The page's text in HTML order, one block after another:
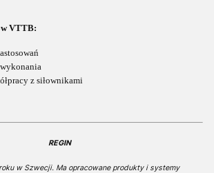
VTTB:
z siłownikami
REGIN
w Szwecji. Ma opracowane produkty i systemy